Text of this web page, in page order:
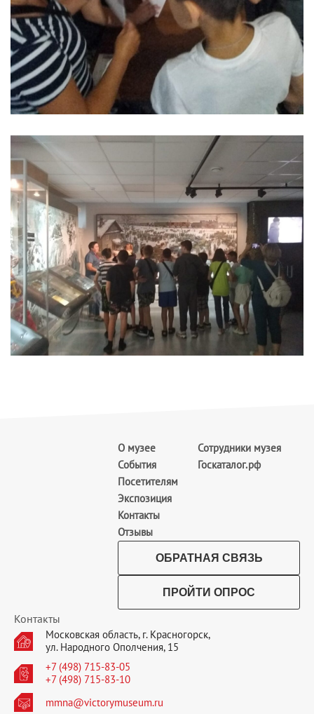
О музее
События
Посетителям
Экспозиция
Контакты
Отзывы
Сотрудники музея
Госкаталог.рф
ОБРАТНАЯ СВЯЗЬ
ПРОЙТИ ОПРОС
Контакты
Московская область, г. Красногорск,
ул. Народного Ополчения, 15
+7 (498) 715-83-05
+7 (498) 715-83-10
mmna@victorymuseum.ru